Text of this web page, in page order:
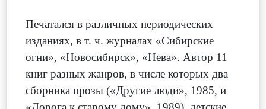
Печатался в различных периодических
изданиях, в т. ч. журналах «Сибирские
огни», «Новосибирск», «Нева». Автор 11
книг разных жанров, в числе которых два
сборника прозы («Другие люди», 1985, и